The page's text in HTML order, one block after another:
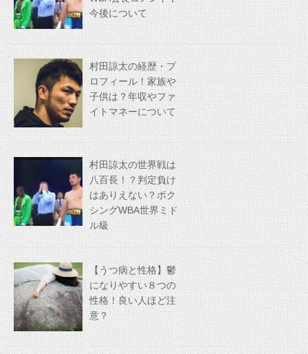
今後について
村田諒太の経歴・プ
ロフィール！家族や
子供は？年収やファ
イトマネーについて
村田諒太の世界戦は
八百長！？判定負け
はありえない？ボク
シングWBA世界ミド
ル級
【うつ病と性格】鬱
になりやすい８つの
性格！良い人ほど注
意？